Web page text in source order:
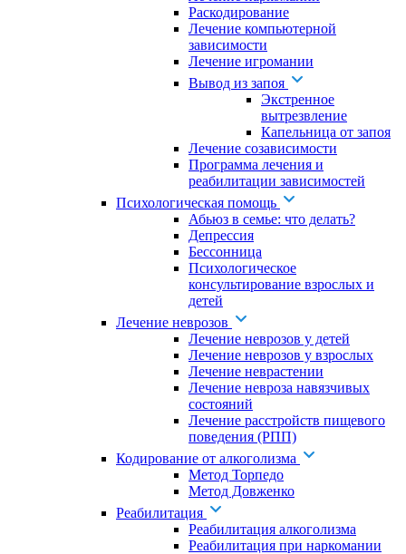
Раскодирование
Лечение компьютерной
зависимости
Лечение игромании
Вывод из запоя
Экстренное
вытрезвление
Капельница от запоя
Лечение созависимости
Программа лечения и
реабилитации зависимостей
Психологическая помощь
Абьюз в семье: что делать?
Депрессия
Бессонница
Психологическое
консультирование взрослых и
детей
Лечение неврозов
Лечение неврозов у детей
Лечение неврозов у взрослых
Лечение неврастении
Лечение невроза навязчивых
состояний
Лечение расстройств пищевого
поведения (РПП)
Кодирование от алкоголизма
Метод Торпедо
Метод Довженко
Реабилитация
Реабилитация алкоголизма
Реабилитация при наркомании